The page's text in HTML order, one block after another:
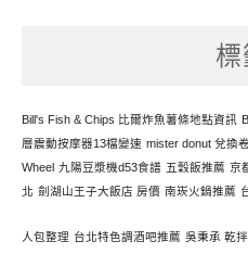
標
Bill's Fish & Chips 比爾炸魚薯條地點資訊
層震動按摩器13檔變速 mister donut 兌換
Wheel 九陽豆漿機d53食譜 五穀飯推薦 京
北 劍湖山王子大飯店 房價 南崁火鍋推薦
人包整理 台北特色調酒吧推薦 吳秉承 乾